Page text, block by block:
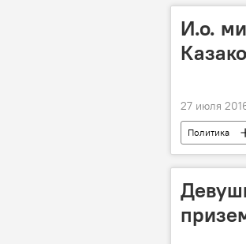
И.о.
27 июля
Политика